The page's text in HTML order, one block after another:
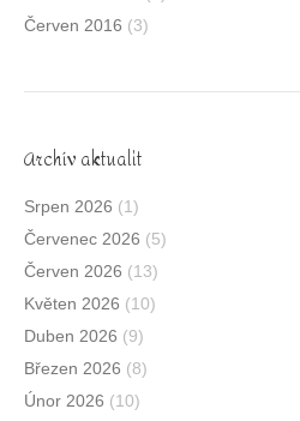
Červen 2016 (3)
Archív aktualit
Srpen 2026 (1)
Červenec 2026 (5)
Červen 2026 (13)
Květen 2026 (10)
Duben 2026 (9)
Březen 2026 (8)
Únor 2026 (10)